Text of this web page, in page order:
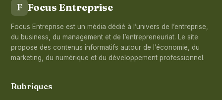
F Focus Entreprise
Focus Entreprise est un média dédié à l’univers de l’entreprise,
du business, du management et de l’entrepreneuriat. Le site
propose des contenus informatifs autour de l’économie, du
marketing, du numérique et du développement professionnel.
Rubriques